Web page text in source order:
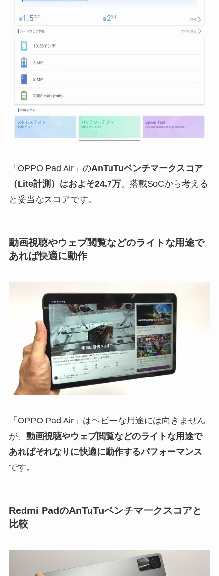
「OPPO Pad Air」のAnTuTuベンチマークスコア
（Lite計測）はおよそ24.7万。搭載SoCから考える
と妥当なスコアです。
動画視聴やウェブ閲覧などのライトな用途で
あれば快適に動作
「OPPO Pad Air」はヘビーな用途には向きません
が、 動画視聴やウェブ閲覧などのライトな用途で
あればそれなりに快適に動作するパフォーマンス
です。
Redmi PadのAnTuTuベンチマークスコアと
比較